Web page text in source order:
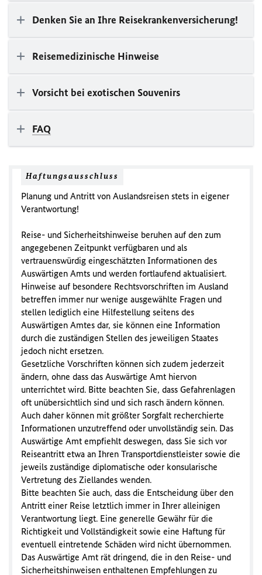
Denken Sie an Ihre Reisekrankenversicherung!
Reisemedizinische Hinweise
Vorsicht bei exotischen Souvenirs
FAQ
Haftungsausschluss
Planung und Antritt von Auslandsreisen stets in eigener
Verantwortung!
Reise- und Sicherheitshinweise beruhen auf den zum
angegebenen Zeitpunkt verfügbaren und als
vertrauenswürdig eingeschätzten Informationen des
Auswärtigen Amts und werden fortlaufend aktualisiert.
Hinweise auf besondere Rechtsvorschriften im Ausland
betreffen immer nur wenige ausgewählte Fragen und
stellen lediglich eine Hilfestellung seitens des
Auswärtigen Amtes dar, sie können eine Information
durch die zuständigen Stellen des jeweiligen Staates
jedoch nicht ersetzen.
Gesetzliche Vorschriften können sich zudem jederzeit
ändern, ohne dass das Auswärtige Amt hiervon
unterrichtet wird. Bitte beachten Sie, dass Gefahrenlagen
oft unübersichtlich sind und sich rasch ändern können.
Auch daher können mit größter Sorgfalt recherchierte
Informationen unzutreffend oder unvollständig sein. Das
Auswärtige Amt empfiehlt deswegen, dass Sie sich vor
Reiseantritt etwa an Ihren Transportdienstleister sowie die
jeweils zuständige diplomatische oder konsularische
Vertretung des Ziellandes wenden.
Bitte beachten Sie auch, dass die Entscheidung über den
Antritt einer Reise letztlich immer in Ihrer alleinigen
Verantwortung liegt. Eine generelle Gewähr für die
Richtigkeit und Vollständigkeit sowie eine Haftung für
eventuell eintretende Schäden wird nicht übernommen.
Das Auswärtige Amt rät dringend, die in den Reise- und
Sicherheitshinweisen enthaltenen Empfehlungen zu